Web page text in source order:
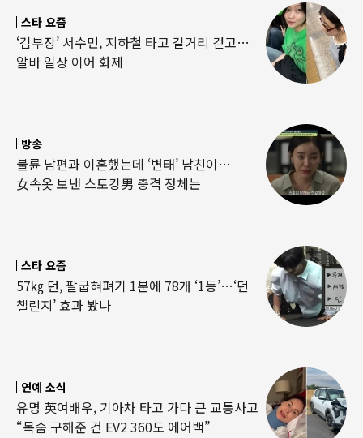
스타 요즘
‘김부장’ 서수민, 지하철 타고 길거리 걷고…
알바 일상 이어 화제
방송
불륜 남편과 이혼했는데 ‘변태’ 남친이…
女속옷 보낸 스토킹男 충격 정체는
스타 요즘
57㎏ 던, 팔굽혀펴기 1분에 78개 ‘1등’…‘던
챌린지’ 효과 봤나
연예 소식
유명 英여배우, 기아차 타고 가다 큰 교통사고
“목숨 구해준 건 EV2 360도 에어백”